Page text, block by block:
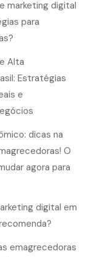
marketing digital
para
Alta
Estratégias
e
dicas na
O
agora para
digital em
emagrecedoras